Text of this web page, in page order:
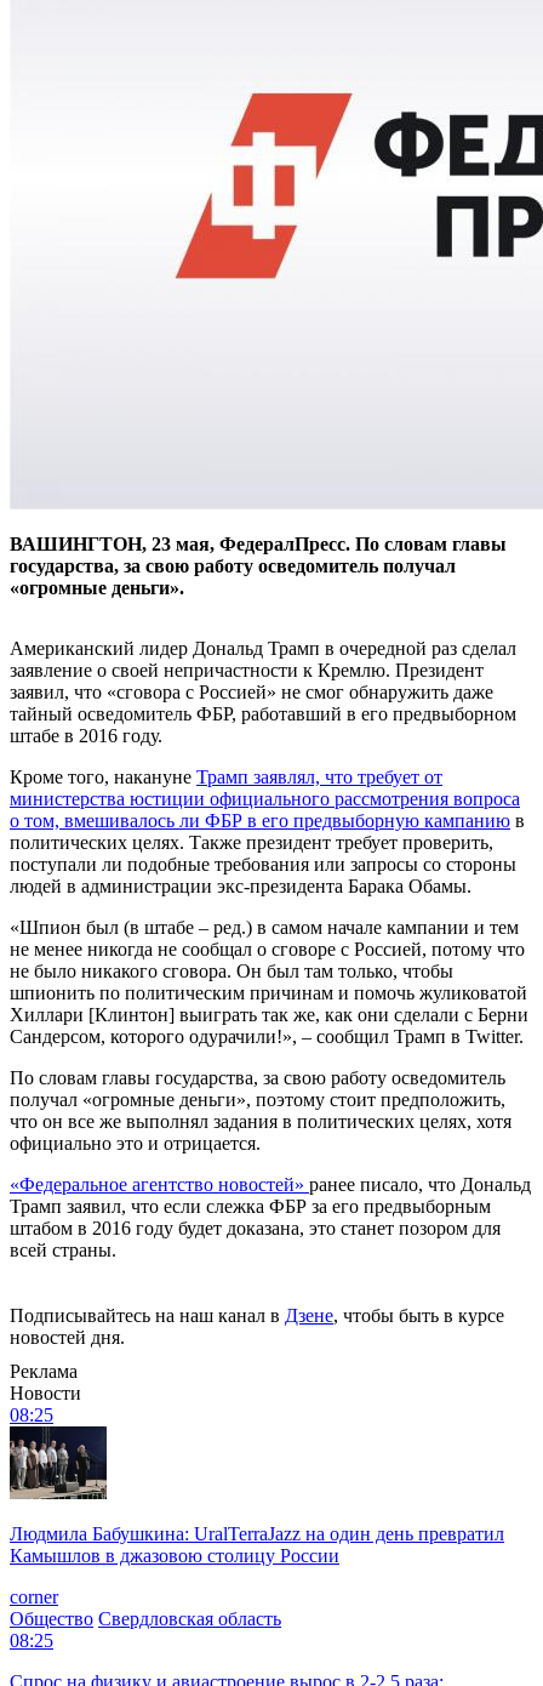
ВАШИНГТОН, 23 мая, ФедералПресс. По словам главы
государства, за свою работу осведомитель получал
«огромные деньги».
Американский лидер Дональд Трамп в очередной раз сделал
заявление о своей непричастности к Кремлю. Президент
заявил, что «сговора с Россией» не смог обнаружить даже
тайный осведомитель ФБР, работавший в его предвыборном
штабе в 2016 году.
Кроме того, накануне Трамп заявлял, что требует от
министерства юстиции официального рассмотрения вопроса
о том, вмешивалось ли ФБР в его предвыборную кампанию в
политических целях. Также президент требует проверить,
поступали ли подобные требования или запросы со стороны
людей в администрации экс-президента Барака Обамы.
«Шпион был (в штабе – ред.) в самом начале кампании и тем
не менее никогда не сообщал о сговоре с Россией, потому что
не было никакого сговора. Он был там только, чтобы
шпионить по политическим причинам и помочь жуликоватой
Хиллари [Клинтон] выиграть так же, как они сделали с Берни
Сандерсом, которого одурачили!», – сообщил Трамп в Twitter.
По словам главы государства, за свою работу осведомитель
получал «огромные деньги», поэтому стоит предположить,
что он все же выполнял задания в политических целях, хотя
официально это и отрицается.
«Федеральное агентство новостей» ранее писало, что Дональд
Трамп заявил, что если слежка ФБР за его предвыборным
штабом в 2016 году будет доказана, это станет позором для
всей страны.
Подписывайтесь на наш канал в Дзене, чтобы быть в курсе
новостей дня.
Реклама
Новости
08:25
Людмила Бабушкина: UralTerraJazz на один день превратил
Камышлов в джазовою столицу России
corner
Общество Свердловская область
08:25
Спрос на физику и авиастроение вырос в 2-2,5 раза: